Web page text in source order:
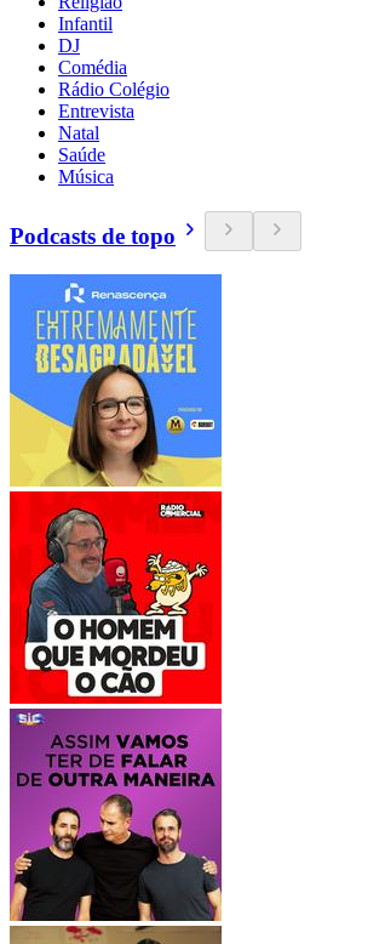
Infantil
DJ
Comédia
Rádio Colégio
Entrevista
Natal
Saúde
Música
Podcasts de topo